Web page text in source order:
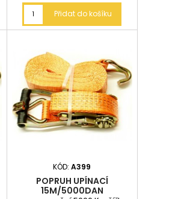
Přidat do košíku
KÓD:A399
POPRUH UPÍNACÍ
15M/5000DAN